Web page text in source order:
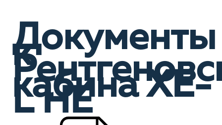
Документы
к
кабина XE-
L HE